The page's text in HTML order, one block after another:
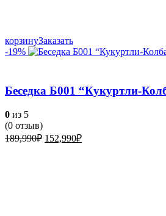
корзинуЗаказать
-19%
Беседка Б001 “Кукуртли-
0 из 5
(0 отзыв)
189,990₽ Первоначальная
152,990₽Текущая